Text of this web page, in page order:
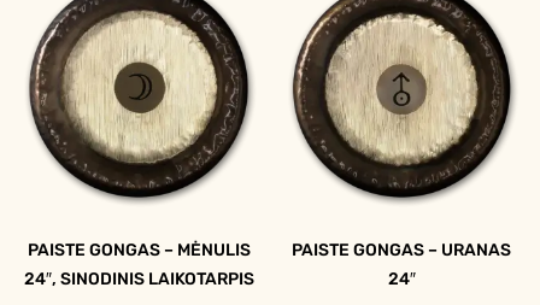
PAISTE GONGAS – MĖNULIS
24″, SINODINIS LAIKOTARPIS
PAISTE GONGAS – URANAS
24″